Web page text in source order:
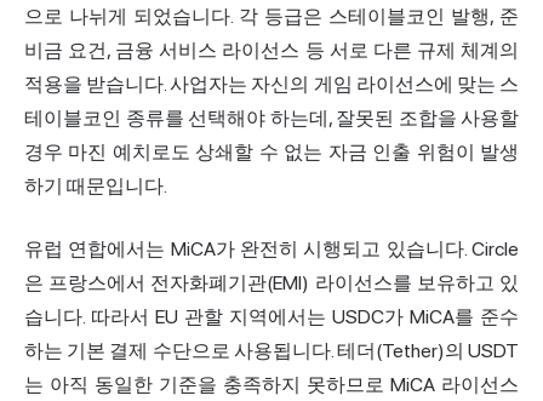
으로 나뉘게 되었습니다. 각 등급은 스테이블코인 발행, 준
비금 요건, 금융 서비스 라이선스 등 서로 다른 규제 체계의
적용을 받습니다. 사업자는 자신의 게임 라이선스에 맞는 스
테이블코인 종류를 선택해야 하는데, 잘못된 조합을 사용할
경우 마진 예치로도 상쇄할 수 없는 자금 인출 위험이 발생
하기 때문입니다.
유럽 연합에서는 MiCA가 완전히 시행되고 있습니다. Circle
은 프랑스에서 전자화폐기관(EMI) 라이선스를 보유하고 있
습니다. 따라서 EU 관할 지역에서는 USDC가 MiCA를 준수
하는 기본 결제 수단으로 사용됩니다. 테더(Tether)의 USDT
는 아직 동일한 기준을 충족하지 못하므로 MiCA 라이선스